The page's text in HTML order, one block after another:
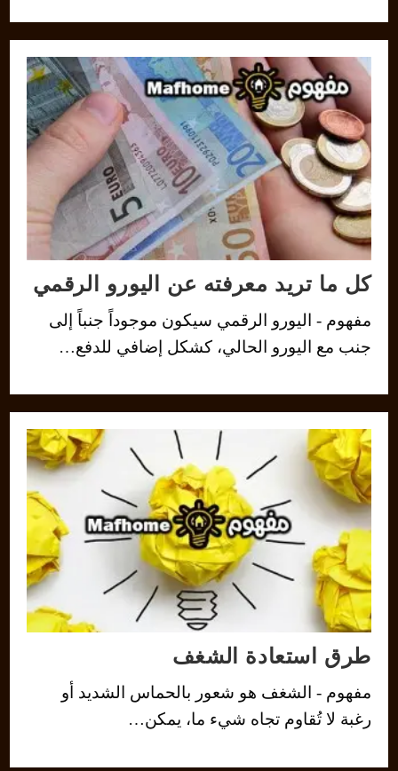
كل ما تريد معرفته عن اليورو الرقمي
مفهوم - اليورو الرقمي سيكون موجوداً جنباً إلى
جنب مع اليورو الحالي، كشكل إضافي للدفع…
طرق استعادة الشغف
مفهوم - الشغف هو شعور بالحماس الشديد أو
رغبة لا تُقاوم تجاه شيء ما، يمكن…